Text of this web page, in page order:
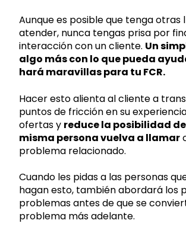
Aunque es posible que tenga otras
atender, nunca tengas prisa por
interacción con un cliente. Un
algo más con lo que pueda
hará maravillas para tu FCR.
Hacer esto alienta al cliente a
puntos de fricción en su
ofertas y reduce la posibilidad
misma persona vuelva a llamar
problema relacionado.
Cuando les pidas a las personas
hagan esto, también abordará los
problemas antes de que se
problema más adelante.